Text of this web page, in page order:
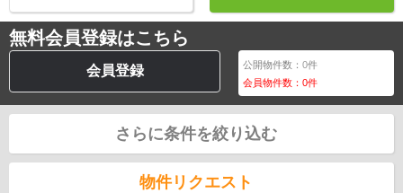
無料会員登録はこちら
会員登録 公開物件数：0件
会員物件数：0件
さらに条件を絞り込む
物件リクエスト